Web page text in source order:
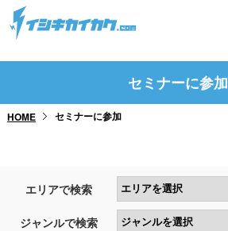
トップページ
研修・ツアーに参加
セミナーに参加
HOME セミナーに参加
エリアで検索
ジャンルで検索